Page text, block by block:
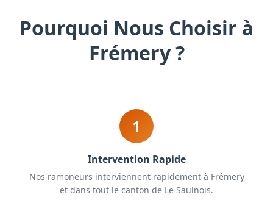
Pourquoi Nous Choisir à
Frémery ?
1
Intervention Rapide
Nos ramoneurs interviennent rapidement à Frémery
et dans tout le canton de Le Saulnois.